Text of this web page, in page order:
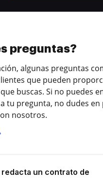
preguntas?
algunas preguntas
que pueden
buscas. Si no puedes
tu pregunta, no dudes en
nosotros.
redacta un contrato de